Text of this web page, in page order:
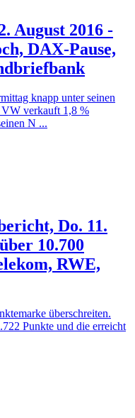
August 2016 -
DAX-Pause,
knapp unter seinen
VW verkauft 1,8 %
N ...
Do. 11.
10.700
RWE,
überschreiten.
Punkte und die erreicht